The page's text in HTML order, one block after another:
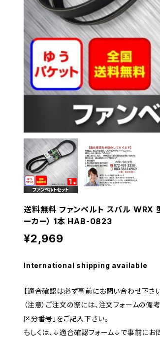
送料無料 ファンベルト スバル
ーカー） 1本 HAB-0823
¥2,969
International shipping available
【適合確認は必ず事前にお問い合わせ下さい
（注意）ご注文の際には、注文フォームの備考
区分番号」をご記入下さい。
もしくは、↓適合確認フォーム↓で事前にお